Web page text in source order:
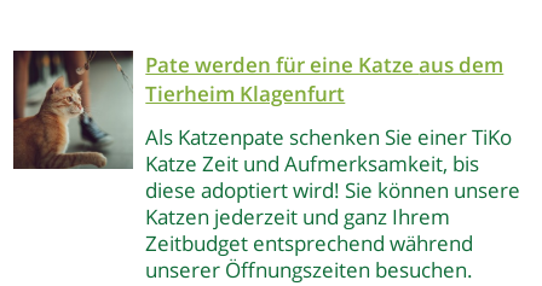
Pate werden für eine Katzeaus dem
Tierheim Klagenfurt
Als Katzenpate schenken Sie einer TiKo
Katze Zeit und Aufmerksamkeit, bis
diese adoptiert wird! Sie können unsere
Katzen jederzeit und ganz Ihrem
Zeitbudget entsprechend während
unserer Öffnungszeiten besuchen.